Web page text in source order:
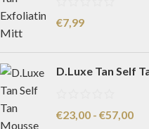
€7,99
D.Luxe Tan Self
€23,00 - €57,00